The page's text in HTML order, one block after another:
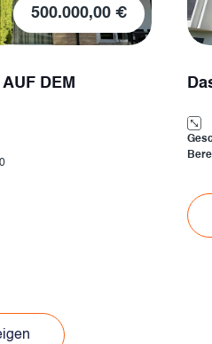
500.000,00 €
DEM